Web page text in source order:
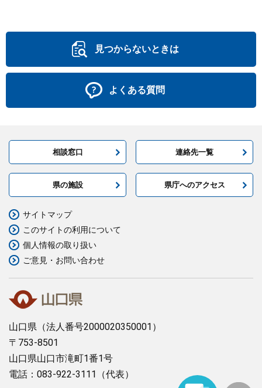
見つからないときは
よくある質問
相談窓口 連絡先一覧
県の施設 県庁へのアクセス
山口県 （法人番号2000020350001）
〒753-8501
山口県山口市滝町1番1号
電話：083-922-3111（代表）
サイトマップ
このサイトの利用について
個人情報の取り扱い
ご意見・お問い合わせ